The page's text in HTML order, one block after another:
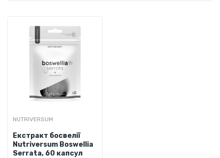
NUTRIVERSUM
Екстракт босвелії
Nutriversum Boswellia
Serrata, 60 капсул